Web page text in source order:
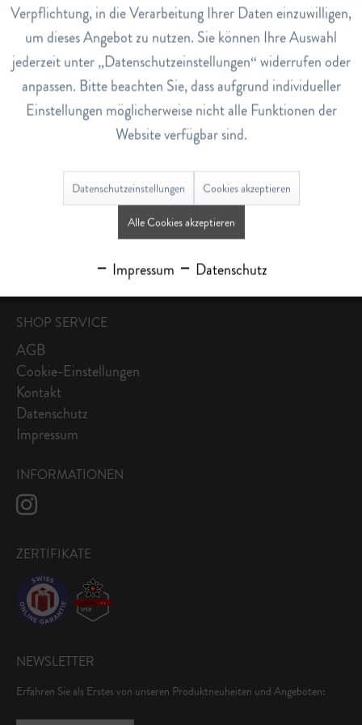
KONTAKT
Abderhalden Drogerie AG
Bahnhofstrasse 9
9630 Wattwil
Tel. 071 988 13 12
info@abderhaldendrogerie.ch
Hotline: 071 988 13 12
Öffnungszeiten Drogerie Abderhalden:
SHOP SERVICE
AGB
Cookie-Einstellungen
Kontakt
Datenschutz
Impressum
INFORMATIONEN
ZERTIFIKATE
NEWSLETTER
Erfahren Sie als Erstes von unseren Produktneuheiten und Angeboten:
Verpflichtung, in die Verarbeitung Ihrer Daten einzuwilligen,
um dieses Angebot zu nutzen. Sie können Ihre Auswahl
jederzeit unter „Datenschutzeinstellungen“ widerrufen oder
anpassen. Bitte beachten Sie, dass aufgrund individueller
Einstellungen möglicherweise nicht alle Funktionen der
Website verfügbar sind.
Datenschutzeinstellungen Cookies akzeptieren
Alle Cookies akzeptieren
Impressum Datenschutz